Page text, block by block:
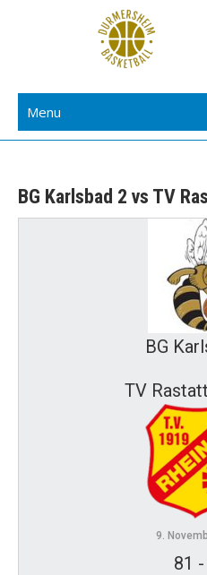
TuS Durmersheim
Menu
BG Karlsbad 2 vs TV
BG
TV
9.
81 -